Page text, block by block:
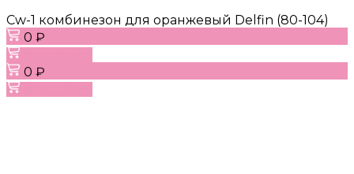
Cw-1 комбинезон для оранжевый Delfin (80-104)
0 ₽
0 ₽